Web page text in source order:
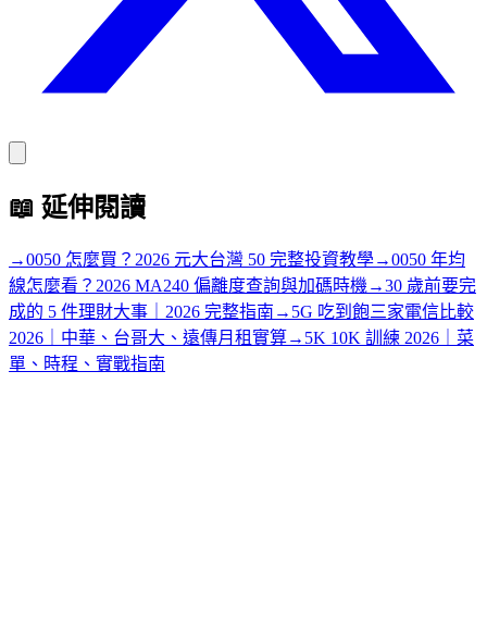
📖 延伸閱讀
→0050 怎麼買？2026 元大台灣 50 完整投資教學→0050 年均
線怎麼看？2026 MA240 偏離度查詢與加碼時機→30 歲前要完
成的 5 件理財大事｜2026 完整指南 → 5G 吃到飽三家電信比較
2026｜中華、台哥大、遠傳月租實算→ 5K 10K 訓練 2026｜菜
單、時程、實戰指南